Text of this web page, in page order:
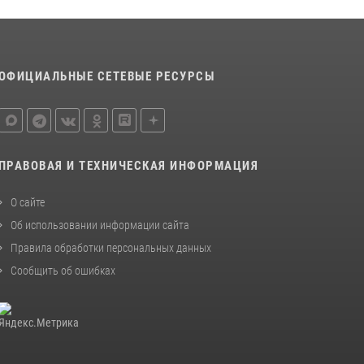
получить образование в ВУЗах Росгвардии
09 июля 2026, 05:58
СЕТЕВЫЕ РЕСУРСЫ
ПРАВОВАЯ И ТЕХНИЧЕСКАЯ ИНФОРМАЦИЯ
О сайте
Об использовании информации сайта
Правила обработки персональных данных
Сообщить об ошибках